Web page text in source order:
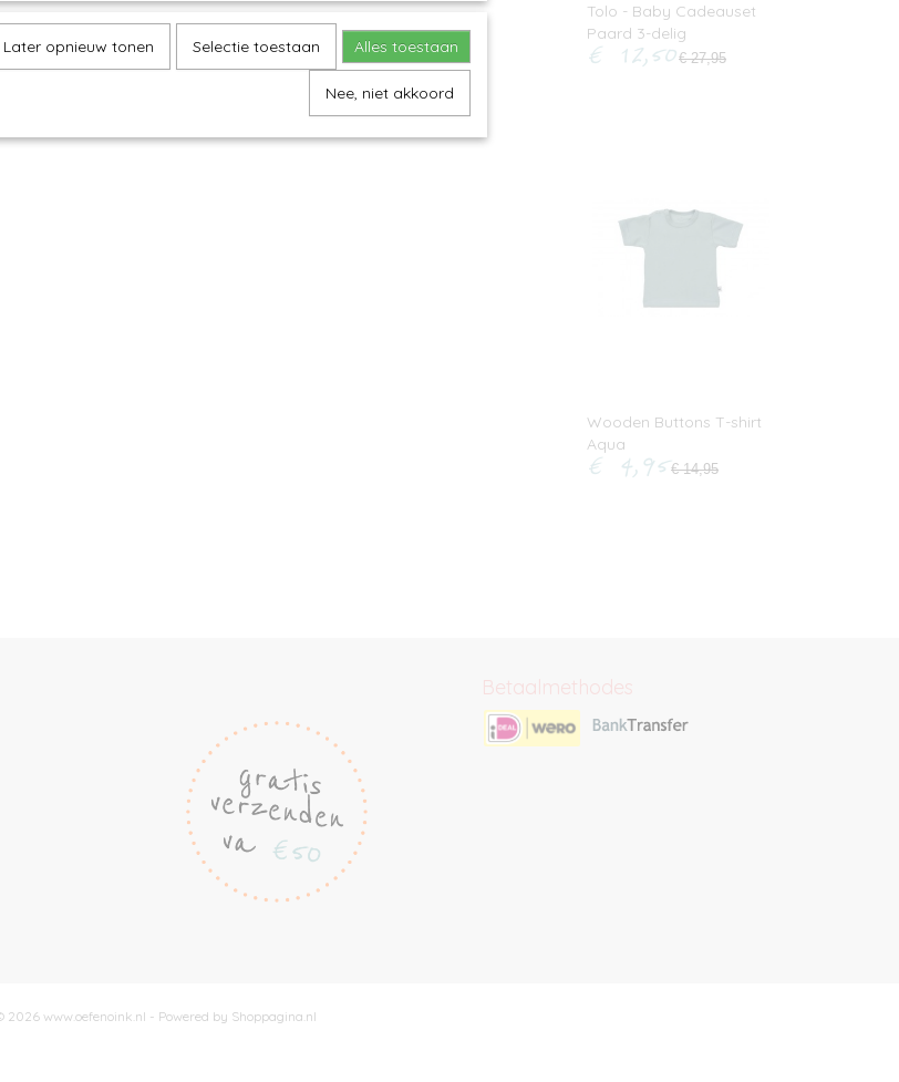
Tolo - Baby Cadeauset
Paard 3-delig
€ 12,50 € 27,95
Wooden Buttons T-shirt
Aqua
€ 4,95 € 14,95
Betaalmethodes
2026 www.oefenoink.nl - Powered by Shoppagina.nl
Later opnieuw tonen Selectie toestaan Alles toestaan
Nee, niet akkoord